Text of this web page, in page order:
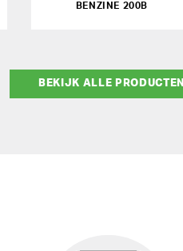
BENZINE 200B
BEKIJK ALLE PRODUCTEN